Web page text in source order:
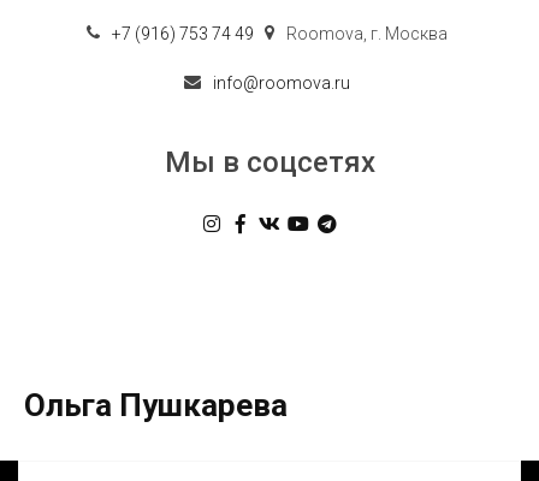
+7 (916) 753 74 49 Roomova г. Москва
info@roomova.ru
Мы в соцсетях
Ольга Пушкарева